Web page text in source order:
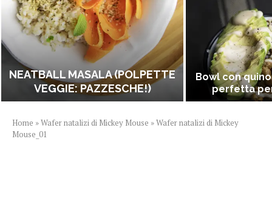
NEATBALL MASALA (POLPETTE
VEGGIE: PAZZESCHE!)
Bowl con
perfetta
Home »Wafer natalizi di Mickey Mouse »Wafer natalizi di Mickey
Mouse_01